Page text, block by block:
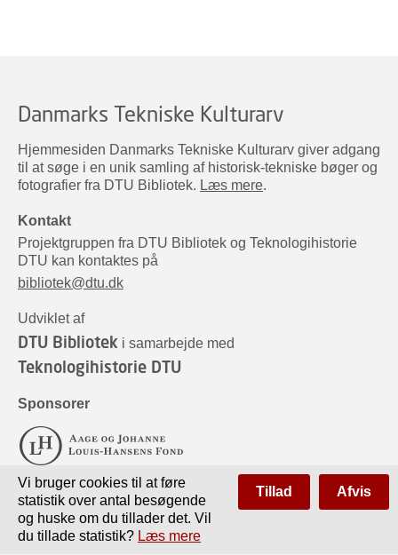
Danmarks Tekniske Kulturarv
Hjemmesiden Danmarks Tekniske Kulturarv giver adgang
til at søge i en unik samling af historisk-tekniske bøger og
fotografier fra DTU Bibliotek. Læs mere.
Kontakt
Projektgruppen fra DTU Bibliotek og Teknologihistorie
DTU kan kontaktes på
bibliotek@dtu.dk
Udviklet af
DTU Bibliotek i samarbejde med
Teknologihistorie DTU
Sponsorer
Vi bruger cookies til at føre
statistik over antal besøgende
og huske om du tillader det. Vil
du tillade statistik? Læs mere
Tillad Afvis